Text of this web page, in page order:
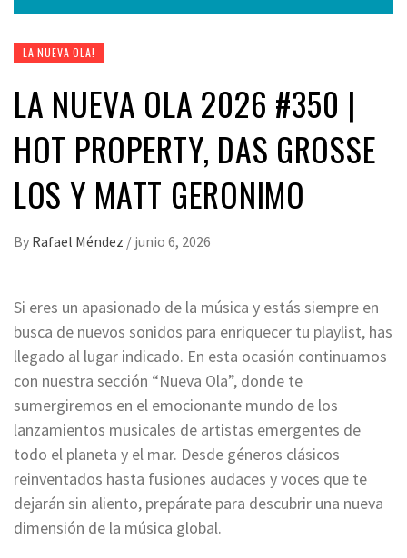
LA NUEVA OLA!
LA NUEVA OLA 2026 #350 |
HOT PROPERTY, DAS GROSSE L
OS Y MATT GERONIMO
By Rafael Méndez / junio 6, 2026
Si eres un apasionado de la música y estás siempre en
busca de nuevos sonidos para enriquecer tu playlist, has
llegado al lugar indicado. En esta ocasión continuamos
con nuestra sección “Nueva Ola”, donde te
sumergiremos en el emocionante mundo de los
lanzamientos musicales de artistas emergentes de
todo el planeta y el mar. Desde géneros clásicos
reinventados hasta fusiones audaces y voces que te
dejarán sin aliento, prepárate para descubrir una nueva
dimensión de la música global.